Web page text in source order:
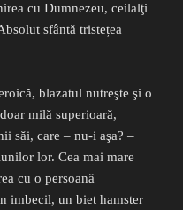
cu Dumnezeu, ceilalţi
sfântă tristețea
blazatul nutreşte şi o
milă superioară,
săi, care – nu-i aşa? –
lor. Cea mai mare
cu o persoană
imbecil, un biet hamster